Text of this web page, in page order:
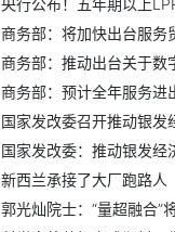
商务部：将加快出台服务
国家发改委召开推动银发
新西兰承接了大厂跑路人